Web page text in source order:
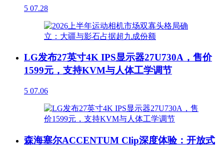
5 07.28
LG发布27英寸4K IPS显示器27U730A，售价
1599元，支持KVM与人体工学调节
5 07.06
森海塞尔ACCENTUM Clip深度体验：开放式